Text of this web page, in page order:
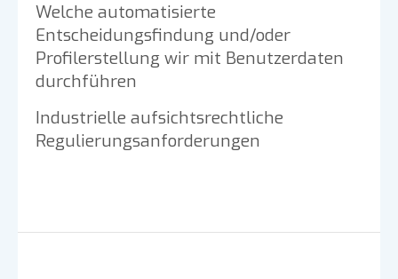
Welche automatisierte
Entscheidungsfindung und/oder
Profilerstellung wir mit Benutzerdaten
durchführen
Industrielle aufsichtsrechtliche
Regulierungsanforderungen